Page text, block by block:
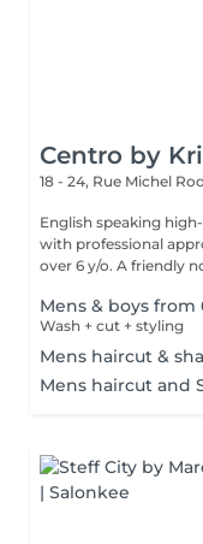
Centro by
18 - 24, Rue Michel
English speaking
with professional
over 6 y/o. A
Mens & boys
Wash + cut + styling
Mens haircut &
Mens haircut and